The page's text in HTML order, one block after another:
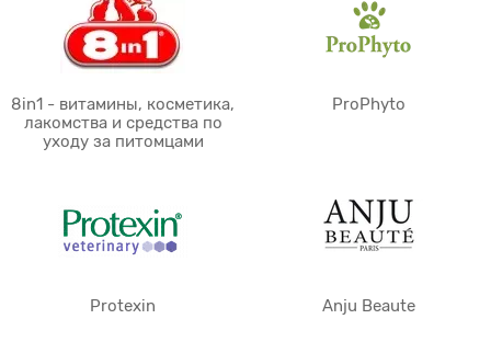
8in1 - витамины, косметика,
лакомства и средства по
уходу за питомцами
ProPhyto
Protexin Anju Beaute